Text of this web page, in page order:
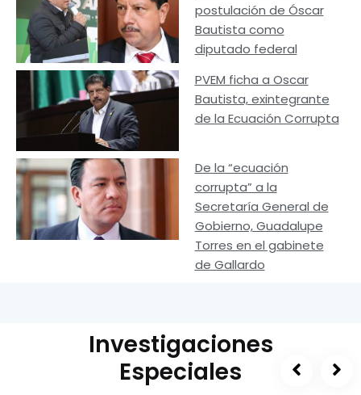
postulación de Óscar
Bautista como
diputado federal
PVEM ficha a Oscar
Bautista, exintegrante
de la Ecuación Corrupta
De la “ecuación
corrupta” a la
Secretaría General de
Gobierno, Guadalupe
Torres en el gabinete
de Gallardo
Investigaciones
Especiales